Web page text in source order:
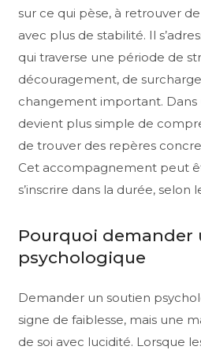
sur ce qui pèse, à retrouver
avec plus de stabilité. Il
qui traverse une période de
découragement, de
changement important. Dans
devient plus simple de
de trouver des repères
Cet accompagnement peut
s’inscrire dans la durée, selon
Pourquoi demander
psychologique
Demander un soutien
signe de faiblesse, mais une
de soi avec lucidité. Lorsque